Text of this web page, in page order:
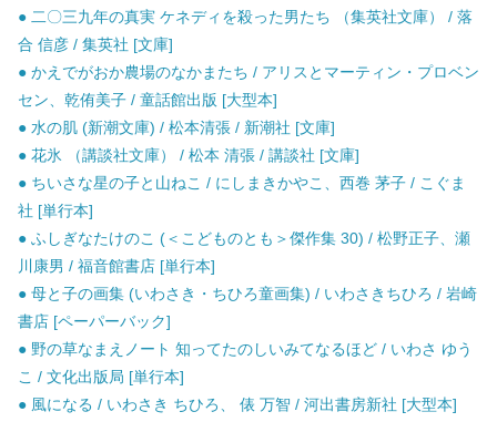
● 二〇三九年の真実 ケネディを殺った男たち （集英社文庫） / 落
合 信彦 / 集英社 [文庫]
● かえでがおか農場のなかまたち / アリスとマーティン・プロベン
セン、乾侑美子 / 童話館出版 [大型本]
● 水の肌 (新潮文庫) / 松本清張 / 新潮社 [文庫]
● 花氷 （講談社文庫） / 松本 清張 / 講談社 [文庫]
● ちいさな星の子と山ねこ / にしまきかやこ、西巻 茅子 / こぐま
社 [単行本]
● ふしぎなたけのこ (＜こどものとも＞傑作集 30) / 松野正子、瀬
川康男 / 福音館書店 [単行本]
● 母と子の画集 (いわさき・ちひろ童画集) / いわさきちひろ / 岩崎
書店 [ペーパーバック]
● 野の草なまえノート 知ってたのしいみてなるほど / いわさ ゆう
こ / 文化出版局 [単行本]
● 風になる / いわさき ちひろ、 俵 万智 / 河出書房新社 [大型本]